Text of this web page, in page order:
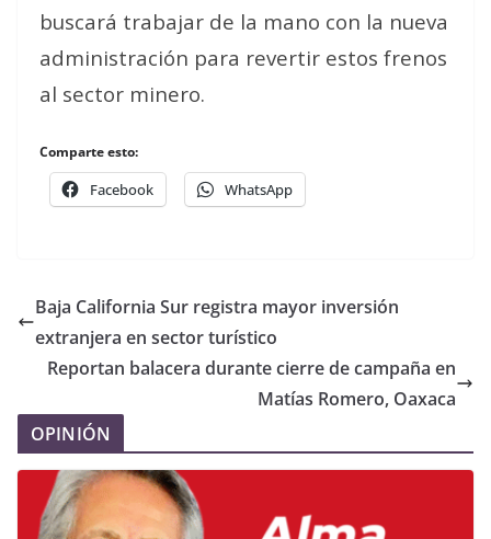
buscará trabajar de la mano con la nueva
administración para revertir estos frenos
al sector minero.
Comparte esto:
Facebook WhatsApp
Baja California Sur registra mayor inversión
extranjera en sector turístico
Reportan balacera durante cierre de campaña en
Matías Romero, Oaxaca
OPINIÓN